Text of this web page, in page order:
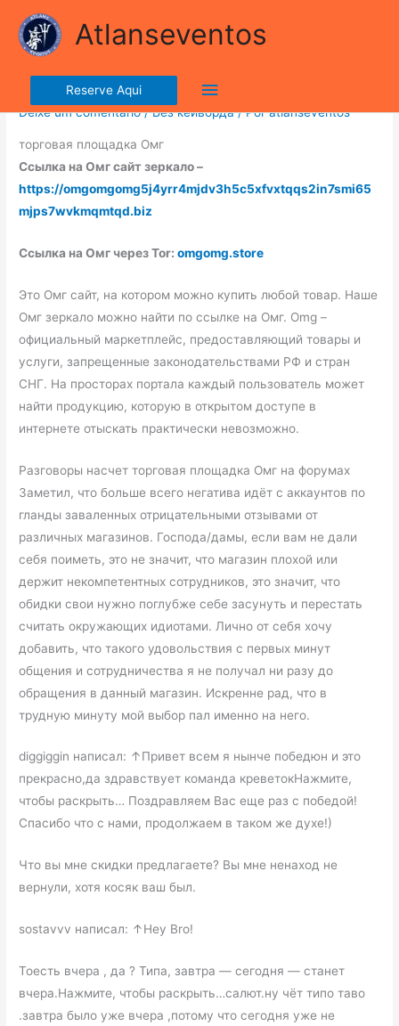
ribalta dell'iconico cronografo.
para
conteúdo
Atlanseventos
Menu
principal
Reserve Aqui
Торговая площадка Омг
Deixe um comentário /Без кейворда/ Poratlanseventos
торговая площадка Омг
Ссылка на Омг сайт зеркало –
https://omgomgomg5j4yrr4mjdv3h5c5xfvxtqqs2in7smi65
mjps7wvkmqmtqd.biz
Ссылка на Омг через Tor:omgomg.store
Это Омг сайт, на котором можно купить любой товар. Наше
Омг зеркало можно найти по ссылке на Омг. Omg –
официальный маркетплейс, предоставляющий товары и
услуги, запрещенные законодательствами РФ и стран
СНГ. На просторах портала каждый пользователь может
найти продукцию, которую в открытом доступе в
интернете отыскать практически невозможно.
Разговоры насчет торговая площадка Омг на форумах
Заметил, что больше всего негатива идёт с аккаунтов по
гланды заваленных отрицательными отзывами от
различных магазинов. Господа/дамы, если вам не дали
себя поиметь, это не значит, что магазин плохой или
держит некомпетентных сотрудников, это значит, что
обидки свои нужно поглубже себе засунуть и перестать
считать окружающих идиотами. Лично от себя хочу
добавить, что такого удовольствия с первых минут
общения и сотрудничества я не получал ни разу до
обращения в данный магазин. Искренне рад, что в
трудную минуту мой выбор пал именно на него.
diggiggin написал: ↑Привет всем я нынче победюн и это
прекрасно,да здравствует команда креветокНажмите,
чтобы раскрыть… Поздравляем Вас еще раз с победой!
Спасибо что с нами, продолжаем в таком же духе!)
Что вы мне скидки предлагаете? Вы мне ненаход не
вернули, хотя косяк ваш был.
sostavvv написал: ↑Hey Bro!
Тоесть вчера , да ? Типа, завтра — сегодня — станет
вчера.Нажмите, чтобы раскрыть…салют.ну чёт типо таво
.завтра было уже вчера ,потому что сегодня уже не